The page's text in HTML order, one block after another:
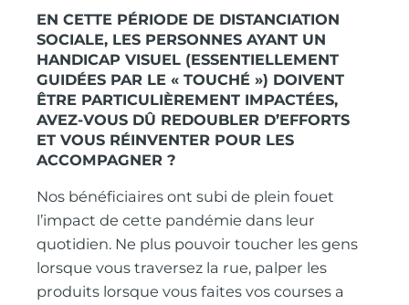
EN CETTE PÉRIODE DE DISTANCIATION
SOCIALE, LES PERSONNES AYANT UN
HANDICAP VISUEL (ESSENTIELLEMENT
GUIDÉES PAR LE « TOUCHÉ ») DOIVENT
ÊTRE PARTICULIÈREMENT IMPACTÉES,
AVEZ-VOUS DÛ REDOUBLER D’EFFORTS
ET VOUS RÉINVENTER POUR LES
ACCOMPAGNER ?
Nos bénéficiaires ont subi de plein fouet
l’impact de cette pandémie dans leur
quotidien. Ne plus pouvoir toucher les gens
lorsque vous traversez la rue, palper les
produits lorsque vous faites vos courses a